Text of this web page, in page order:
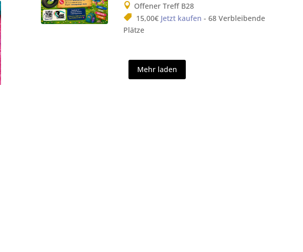
Offener Treff B28
15,00€ Jetzt kaufen - 68 Verbleibende
Plätze
Mehr laden